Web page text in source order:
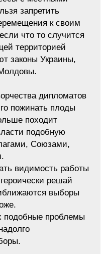
запретить
к своим
что то случится
территорией
законы Украины,
дипломатов
пожинать плоды
походит
подобную
Союзами,
видимость работы
решай
выборы
подобные проблемы